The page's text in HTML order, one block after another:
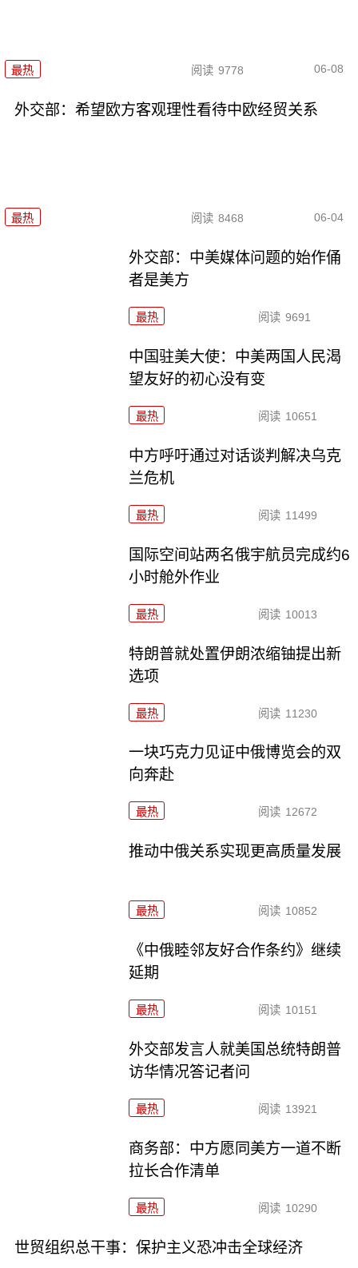
最热 阅读 9778 06-08
外交部：希望欧方客观理性看待中欧经贸关系
最热 阅读 8468 06-04
外交部：中美媒体问题的始作俑
者是美方
最热 阅读 9691
中国驻美大使：中美两国人民渴
望友好的初心没有变
最热 阅读 10651
中方呼吁通过对话谈判解决乌克
兰危机
最热 阅读 11499
国际空间站两名俄宇航员完成约6
小时舱外作业
最热 阅读 10013
特朗普就处置伊朗浓缩铀提出新
选项
最热 阅读 11230
一块巧克力见证中俄博览会的双
向奔赴
最热 阅读 12672
推动中俄关系实现更高质量发展
最热 阅读 10852
《中俄睦邻友好合作条约》继续
延期
最热 阅读 10151
外交部发言人就美国总统特朗普
访华情况答记者问
最热 阅读 13921
商务部：中方愿同美方一道不断
拉长合作清单
最热 阅读 10290
世贸组织总干事：保护主义恐冲击全球经济